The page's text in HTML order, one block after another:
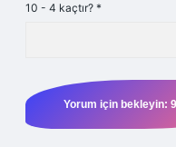
10 - 4 kaçtır? *